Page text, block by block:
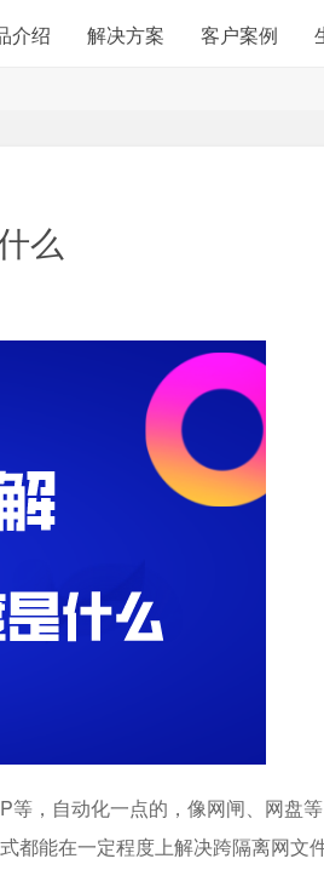
介绍 解决方案 客户案例
么
，自动化一点的，像网闸、网盘
都能在一定程度上解决跨隔离网文